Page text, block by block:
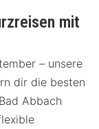
mit
– unsere
dir die besten
Abbach